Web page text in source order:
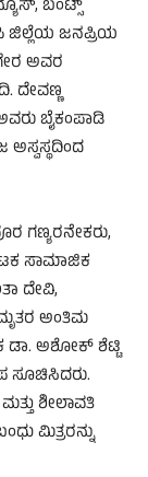
ಬಂಟ್ಸ್
ಜಿಲ್ಲೆಯ ಜನಪ್ರಿಯ
ಅವರ
ದೇವಣ್ಣ
ಬೈಕಂಪಾಡಿ
ಗಣ್ಯರನೇಕರು,
ಸಾಮಾಜಿಕ
ದೇವಿ,
ಅಂತಿಮ
ಡಾ. ಅಶೋಕ್ ಶೆಟ್ಟಿ
ಸೂಚಿಸಿದರು.
ಶೀಲಾವತಿ
ಮಿತ್ರರನ್ನು